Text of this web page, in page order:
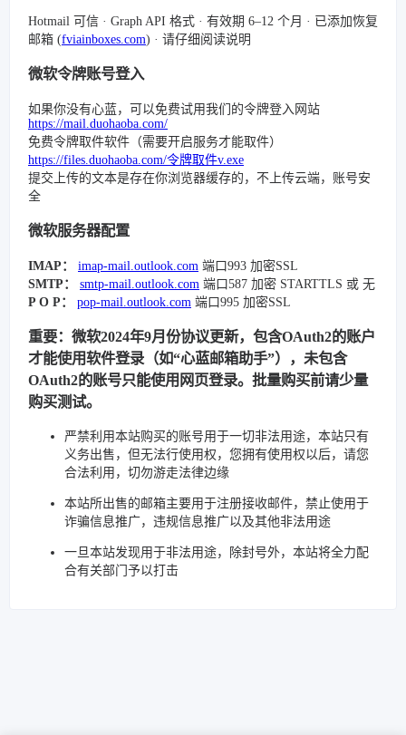
Hotmail 可信 · Graph API 格式 · 有效期 6–12 个月 · 已添加恢复
邮箱 (fviainboxes.com) · 请仔细阅读说明
微软令牌账号登入
如果你没有心蓝，可以免费试用我们的令牌登入网站
https://mail.duohaoba.com/
免费令牌取件软件（需要开启服务才能取件）
https://files.duohaoba.com/令牌取件v.exe
提交上传的文本是存在你浏览器缓存的，不上传云端，账号安
全
微软服务器配置
IMAP： imap-mail.outlook.com 端口993 加密SSL
SMTP：
smtp-mail.outlook.com 端口587 加密 STARTTLS 或 无
P O P：
pop-mail.outlook.com 端口995 加密SSL
重要：微软2024年9月份协议更新，包含OAuth2的账户
才能使用软件登录（如“心蓝邮箱助手”），未包含
OAuth2的账号只能使用网页登录。批量购买前请少量
购买测试。
严禁利用本站购买的账号用于一切非法用途，本站只有
义务出售，但无法行使用权，您拥有使用权以后，请您
合法利用，切勿游走法律边缘
本站所出售的邮箱主要用于注册接收邮件，禁止使用于
诈骗信息推广，违规信息推广以及其他非法用途
一旦本站发现用于非法用途，除封号外，本站将全力配
合有关部门予以打击